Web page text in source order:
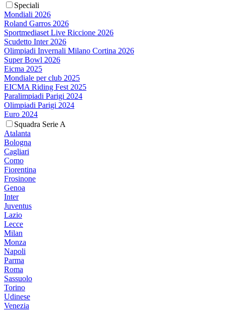
Speciali
Mondiali 2026
Roland Garros 2026
Sportmediaset Live Riccione 2026
Scudetto Inter 2026
Olimpiadi Invernali Milano Cortina 2026
Super Bowl 2026
Eicma 2025
Mondiale per club 2025
EICMA Riding Fest 2025
Paralimpiadi Parigi 2024
Olimpiadi Parigi 2024
Euro 2024
Squadra Serie A
Atalanta
Bologna
Cagliari
Como
Fiorentina
Frosinone
Genoa
Inter
Juventus
Lazio
Lecce
Milan
Monza
Napoli
Parma
Roma
Sassuolo
Torino
Udinese
Venezia